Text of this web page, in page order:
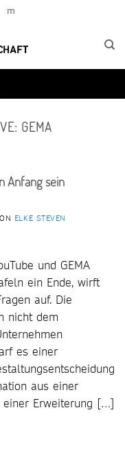
m
GEMA
Anfang sein
ELKE STEVEN
und GEMA
ein Ende, wirft
auf. Die
nicht dem
es einer
aus einer
einer Erweiterung […]